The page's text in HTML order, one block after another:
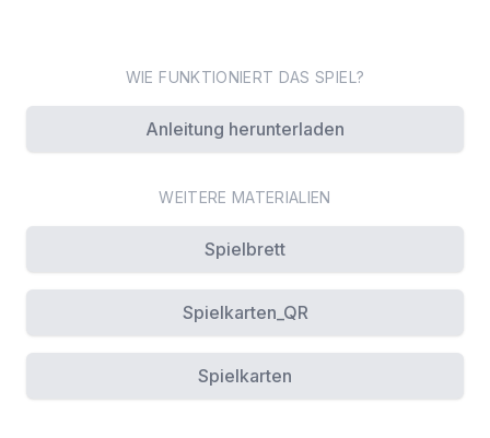
WIE FUNKTIONIERT DAS SPIEL?
Anleitung herunterladen
WEITERE MATERIALIEN
Spielbrett
Spielkarten_QR
Spielkarten